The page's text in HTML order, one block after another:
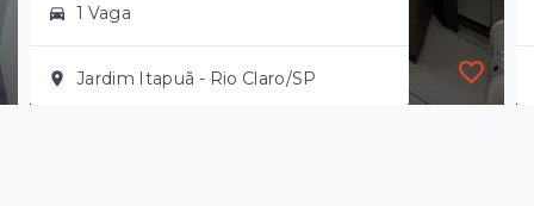
1 Vaga
Jardim Itapuã - Rio Claro/SP